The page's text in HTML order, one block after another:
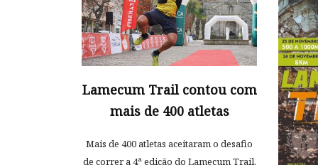
Lamecum Trail contou com
mais de 400 atletas
Mais de 400 atletas aceitaram o desafio
de correr a 4ª edição do Lamecum Trail.